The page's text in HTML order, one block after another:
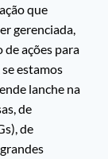
que
gerenciada,
de ações para
estamos
lanche na
de
de